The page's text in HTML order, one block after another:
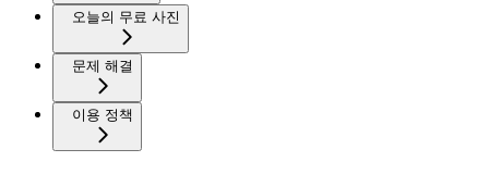
오늘의 무료 사진
문제 해결
이용 정책